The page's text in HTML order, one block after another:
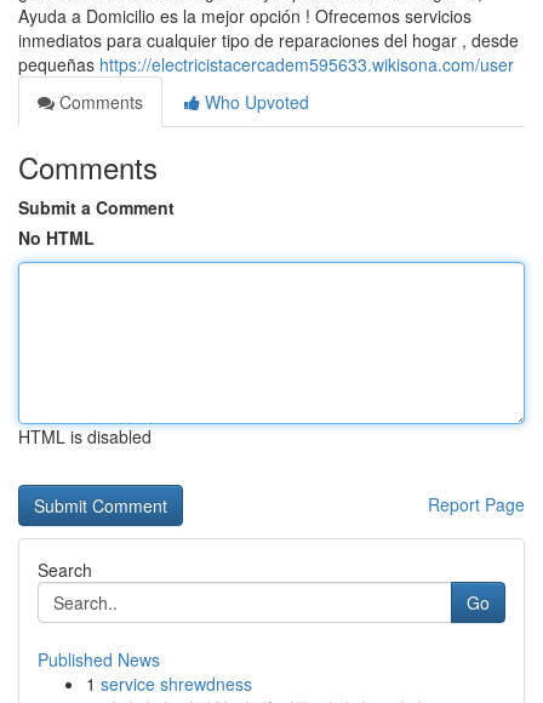
Ayuda a Domicilio es la mejor opción ! Ofrecemos servicios
inmediatos para cualquier tipo de reparaciones del hogar , desde
pequeñas https://electricistacercadem595633.wikisona.com/user
Comments
Who Upvoted
Comments
Submit a Comment
No HTML
HTML is disabled
Report Page
Search
Go
Published News
1 service shrewdness